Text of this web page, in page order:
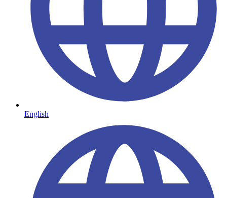
English